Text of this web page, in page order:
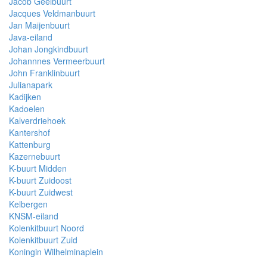
Jacques Veldmanbuurt
Jan Maijenbuurt
Java-eiland
Johan Jongkindbuurt
Johannnes Vermeerbuurt
John Franklinbuurt
Julianapark
Kadijken
Kadoelen
Kalverdriehoek
Kantershof
Kattenburg
Kazernebuurt
K-buurt Midden
K-buurt Zuidoost
K-buurt Zuidwest
Kelbergen
KNSM-eiland
Kolenkitbuurt Noord
Kolenkitbuurt Zuid
Koningin Wilhelminaplein